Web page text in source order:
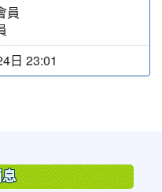
日 23:01